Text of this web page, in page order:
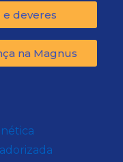
e deveres
na Magnus